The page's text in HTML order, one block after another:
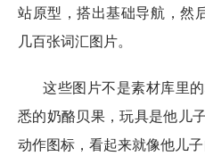
站原型，搭出基础导航，然
几百张词汇图片。
这些图片不是素材库里
悉的奶酪贝果，玩具是他儿
动作图标，看起来就像他儿子